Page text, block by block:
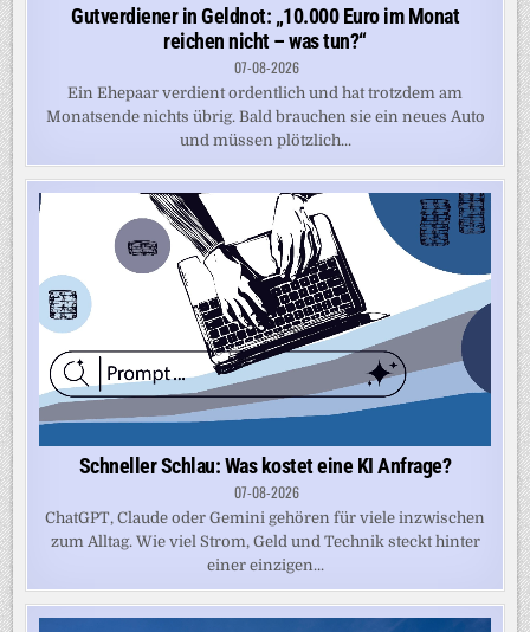
Gutverdiener in Geldnot: „10.000 Euro im Monat
reichen nicht – was tun?“
07-08-2026
Ein Ehepaar verdient ordentlich und hat trotzdem am
Monatsende nichts übrig. Bald brauchen sie ein neues Auto
und müssen plötzlich...
Schneller Schlau: Was kostet eine KI Anfrage?
07-08-2026
ChatGPT, Claude oder Gemini gehören für viele inzwischen
zum Alltag. Wie viel Strom, Geld und Technik steckt hinter
einer einzigen...